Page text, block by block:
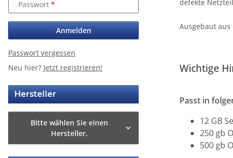
defekte
Ausgebaut
Wichtige
Passt in
12 GB
250 gb
500 gb
Passwort
Anmelden
Passwort vergessen
Neu hier? Jetzt registrieren!
Hersteller
Bitte wählen Sie einen
Hersteller.